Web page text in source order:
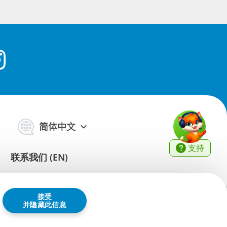
简体中文
联系我们 (EN)
支持
接受
并隐藏此信息